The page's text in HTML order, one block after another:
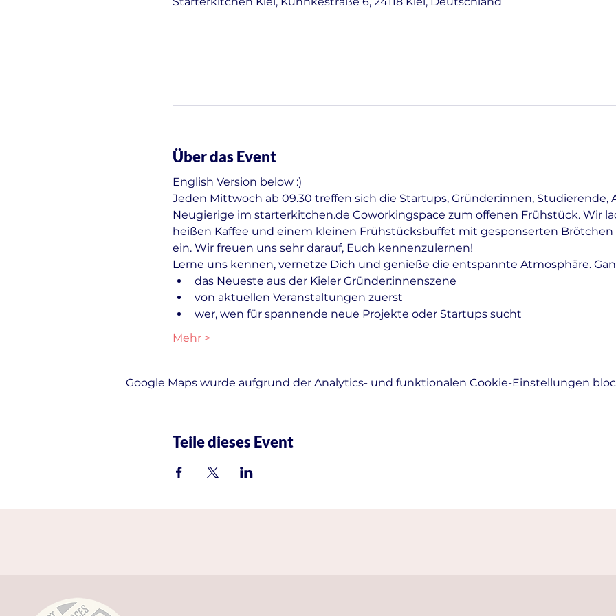
Über das Event
English Version below :)
Jeden Mittwoch ab 09.30 treffen sich die Startups, Gründer:innen, Studierende,
Neugierige im starterkitchen.de Coworkingspace zum offenen Frühstück. Wir
heißen Kaffee und einem kleinen Frühstücksbuffet mit gesponserten Brötchen
ein. Wir freuen uns sehr darauf, Euch kennenzulernen!
Lerne uns kennen, vernetze Dich und genieße die entspannte Atmosphäre.
das Neueste aus der Kieler Gründer:innenszene
von aktuellen Veranstaltungen zuerst
wer, wen für spannende neue Projekte oder Startups sucht
Mehr >
Google Maps wurde aufgrund der Analytics- und funktionalen Cookie-Einstellungen
Teile dieses Event